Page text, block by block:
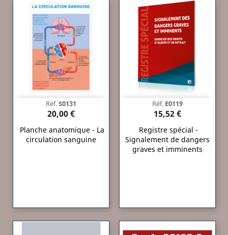
Réf.S0131
20,00 €
Planche anatomique - La
circulation sanguine
Réf. E0119
15,52 €
Registre spécial -
Signalement de dangers
graves et imminents